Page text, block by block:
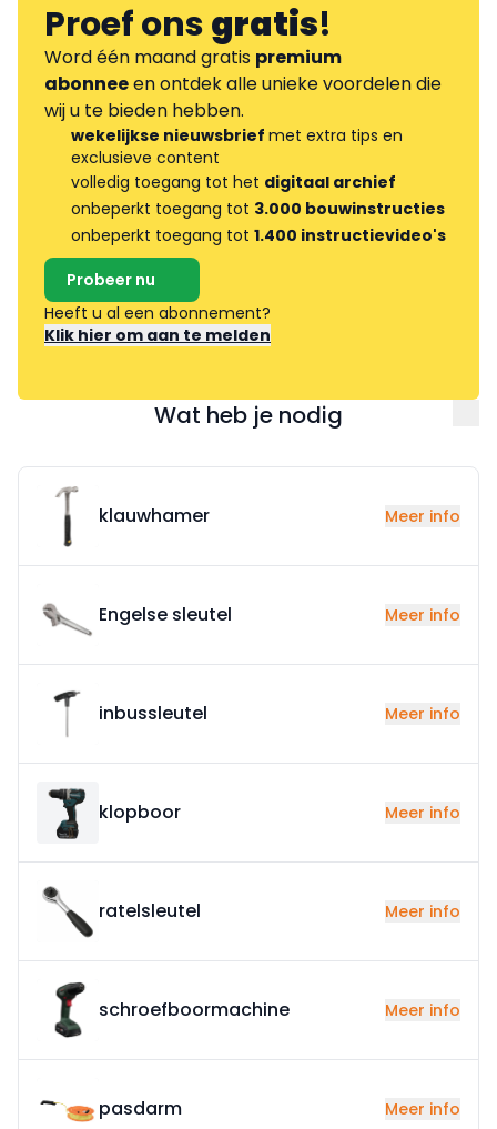
Proef onsgratis!
Word één maand gratis premium
abonneeen ontdek alle unieke voordelen die
wij u te bieden hebben.
wekelijkse nieuwsbrief met extra tips en
exclusieve content
volledig toegang tot het digitaal archief
onbeperkt toegang tot 3.000 bouwinstructies
onbeperkt toegang tot 1.400 instructievideo's
Probeer nu
Heeft u al een abonnement?
Klik hier om aan te melden
Wat heb je nodig
klauwhamer Meer info
Engelse sleutel Meer info
inbussleutel Meer info
klopboor Meer info
ratelsleutel Meer info
schroefboormachine Meer info
pasdarm Meer info